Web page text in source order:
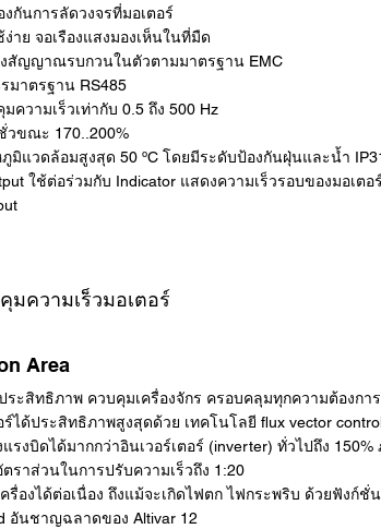
กันการลัดวงจรที่มอเตอร์
าย จอเรืองแสงมองเห็นในที่มืด
สัญญาณรบกวนในตัวตามมาตรฐาน EMC
มาตรฐาน RS485
ความเร็วเท่ากับ 0.5 ถึง 500 Hz
วขณะ 170..200%
มิแวดล้อมสูงสุด 50 ºC โดยมีระดับป้องกันฝุ่นและน้ำ
ใช้ต่อร่วมกับ Indicator แสดงความเร็วรอบของมอเตอร์
มความเร็วมอเตอร์
Area
ระสิทธิภาพ ควบคุมเครื่องจักร ครอบคลุมทุกความต้องการ
ได้ประสิทธิภาพสูงสุดด้วย เทคโนโลยี flux vector
รงบิดได้มากกว่าอินเวอร์เตอร์ (inverter) ทั่วไปถึง 150%
ราส่วนในการปรับความเร็วถึง 1:20
รื่องได้ต่อเนื่อง ถึงแม้จะเกิดไฟตก ไฟกระพริบ ด้วยฟังก์ชั่
อันชาญฉลาดของ Altivar 12